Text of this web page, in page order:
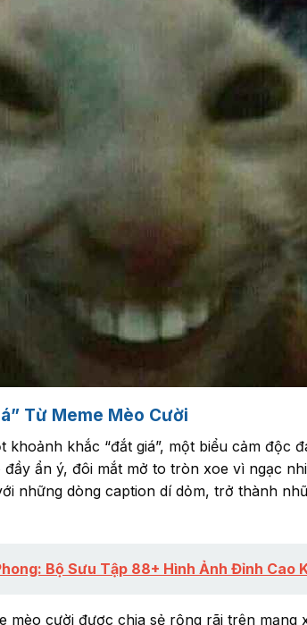
Từ Meme Mèo Cười
khoảnh khắc “đắt giá”, một biểu cảm độc
ẩn ý, đôi mắt mở to tròn xoe vì ngạc
những dòng caption dí dỏm, trở thành
Bộ Sưu Tập 88+ Hình Ảnh Đỉnh Cao
mèo cười được chia sẻ rộng rãi trên mạng